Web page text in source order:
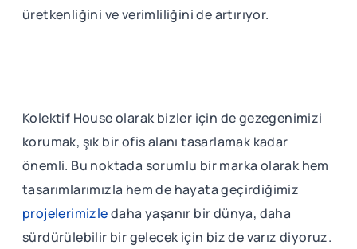
üretkenliğini ve verimliliğini de artırıyor.
Kolektif House olarak bizler için de gezegenimizi
korumak, şık bir ofis alanı tasarlamak kadar
önemli. Bu noktada sorumlu bir marka olarak hem
tasarımlarımızla hem de hayata geçirdiğimiz
projelerimizledaha yaşanır bir dünya, daha
sürdürülebilir bir gelecek için biz de varız diyoruz.